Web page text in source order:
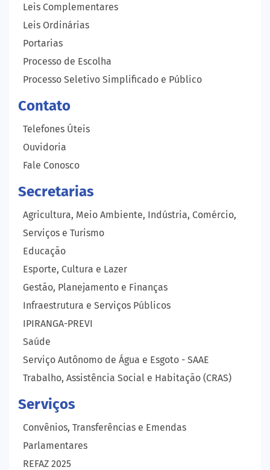
Leis Complementares
Leis Ordinárias
Portarias
Processo de Escolha
Processo Seletivo Simplificado e Público
Contato
Telefones Úteis
Ouvidoria
Fale Conosco
Secretarias
Agricultura, Meio Ambiente, Indústria, Comércio,
Serviços e Turismo
Educação
Esporte, Cultura e Lazer
Gestão, Planejamento e Finanças
Infraestrutura e Serviços Públicos
IPIRANGA-PREVI
Saúde
Serviço Autônomo de Água e Esgoto - SAAE
Trabalho, Assistência Social e Habitação (CRAS)
Serviços
Convênios, Transferências e Emendas
Parlamentares
REFAZ 2025